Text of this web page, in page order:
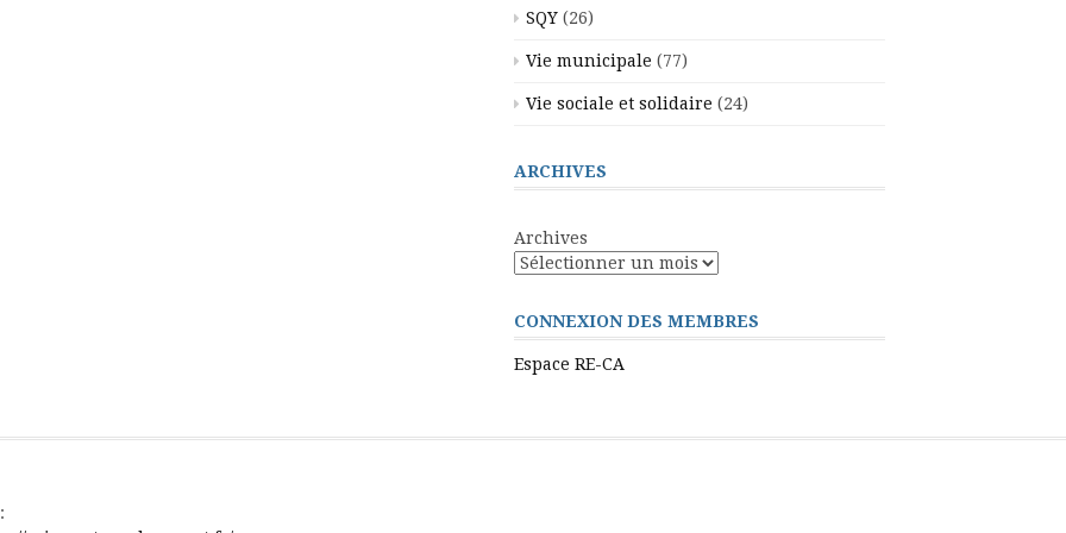
SQY (26)
Vie municipale (77)
Vie sociale et solidaire (24)
ARCHIVES
Archives
CONNEXION DES MEMBRES
Espace RE-CA